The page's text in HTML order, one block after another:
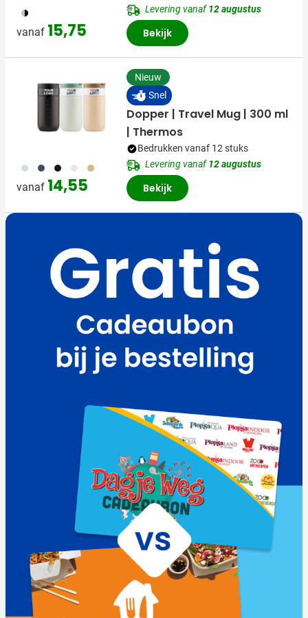
050
vanaf 15,75
Levering vanaf12 augustus
Bekijk
374 773 720 988 900
vanaf 14,55
Nieuw
Snel
Dopper | Travel Mug | 300 ml
| Thermos
Bedrukken vanaf 12 stuks
Levering vanaf12 augustus
Bekijk